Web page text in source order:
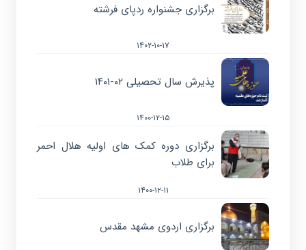
برگزاری جشنواره ردپای فرشته
۱۴۰۲-۱۰-۱۷
پذیرش سال تحصیلی ۰۲-۱۴۰۱
۱۴۰۰-۱۲-۱۵
برگزاری دوره کمک های اولیه هلال احمر
برای طلاب
۱۴۰۰-۱۲-۱۱
برگزاری اردوی مشهد مقدس